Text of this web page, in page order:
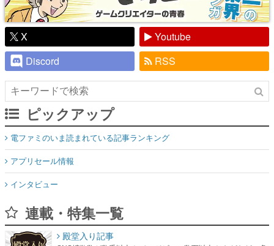
X
Youtube
Discord
RSS
ピックアップ
電ファミのいま読まれている記事ランキング
アプリセール情報
インタビュー
連載・特集一覧
殿堂入り記事